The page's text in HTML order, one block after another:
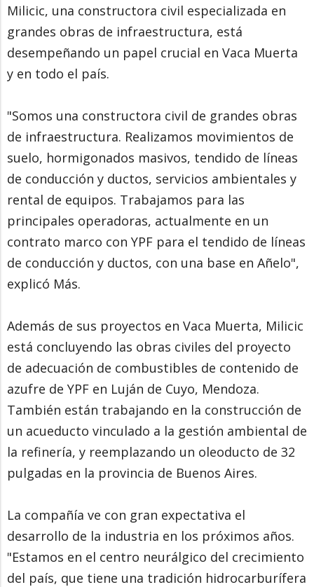
Milicic, una constructora civil especializada en
grandes obras de infraestructura, está
desempeñando un papel crucial en Vaca Muerta
y en todo el país.
"Somos una constructora civil de grandes obras
de infraestructura. Realizamos movimientos de
suelo, hormigonados masivos, tendido de líneas
de conducción y ductos, servicios ambientales y
rental de equipos. Trabajamos para las
principales operadoras, actualmente en un
contrato marco con YPF para el tendido de líneas
de conducción y ductos, con una base en Añelo",
explicó Más.
Además de sus proyectos en Vaca Muerta, Milicic
está concluyendo las obras civiles del proyecto
de adecuación de combustibles de contenido de
azufre de YPF en Luján de Cuyo, Mendoza.
También están trabajando en la construcción de
un acueducto vinculado a la gestión ambiental de
la refinería, y reemplazando un oleoducto de 32
pulgadas en la provincia de Buenos Aires.
La compañía ve con gran expectativa el
desarrollo de la industria en los próximos años.
"Estamos en el centro neurálgico del crecimiento
del país, que tiene una tradición hidrocarburífera